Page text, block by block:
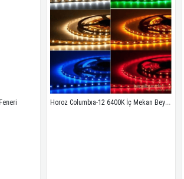
Horoz Columbıa-12 6400K İç Mekan Beyaz Şerit Led Horoz Carla-18